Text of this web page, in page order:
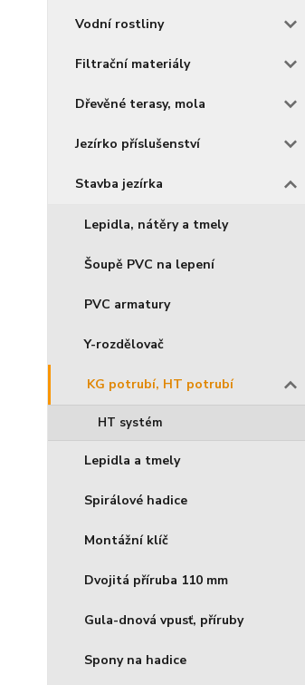
Vodní rostliny
Filtrační materiály
Dřevěné terasy, mola
Jezírko příslušenství
Stavba jezírka
Lepidla, nátěry a tmely
Šoupě PVC na lepení
PVC armatury
Y-rozdělovač
KG potrubí, HT potrubí
HT systém
Lepidla a tmely
Spirálové hadice
Montážní klíč
Dvojitá příruba 110 mm
Gula-dnová vpusť, příruby
Spony na hadice